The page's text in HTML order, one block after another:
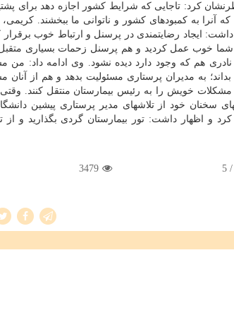
کرد: تاجایی که شرایط کشور اجازه دهد برای
آنرا به کمبودهای کشور و ناتوانی ما ببخشند. کریمی،
ایجاد رضایتمندی در پرسنل و ارتباط خوب برقرار
شما خوب عمل کردید و هم پرسنل زحمات بسیاری
هم که وجود دارد دیده نشود. وی ادامه داد: من
به مدیران پرستاری مسئولیت بدهد و هم از آنان
مشکلات خویش را به رئیس بیمارستان منتقل کنند.
سخنان خود از تلاشهای مدیر پرستاری پیشین
و اظهار داشت: تور بیمارستان گردی بگذارید و از
/ 5
3479